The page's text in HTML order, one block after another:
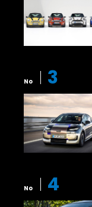
No 3
No 4